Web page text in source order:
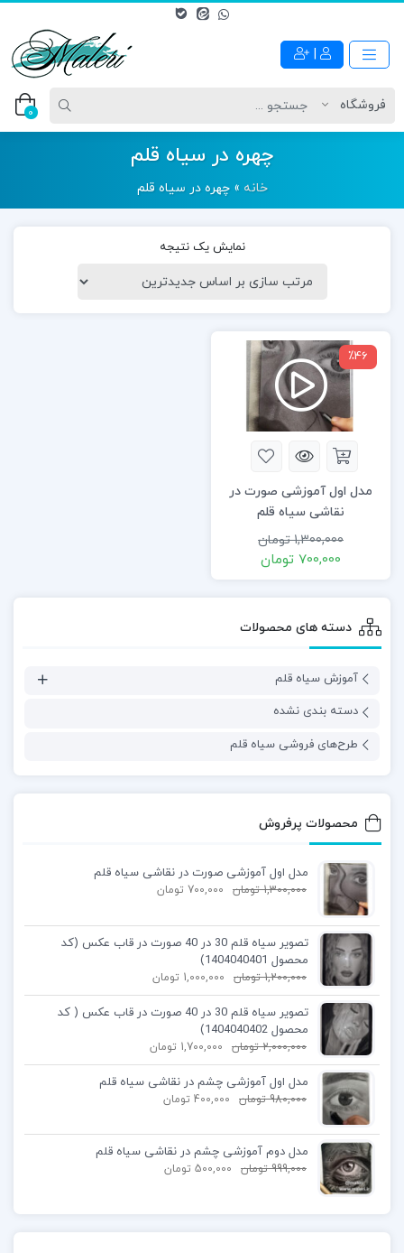
0
چهره در سیاه قلم
خانه »چهره در سیاه قلم
نمایش یک نتیجه
نمایشگر
ویدیو
٪46
مدل اول آموزشی صورت در
نقاشی سیاه قلم
1,300,000 تومان
700,000 تومان
دسته های محصولات
آموزش سیاه قلم
دسته بندی نشده
طرح‌های فروشی سیاه قلم
محصولات پرفروش
مدل اول آموزشی صورت در نقاشی سیاه قلم
1,300,000 تومان 700,000 تومان
تصویر سیاه قلم 30 در 40 صورت در قاب عکس (کد
محصول 1404040401)
1,200,000 تومان 1,000,000 تومان
تصویر سیاه قلم 30 در 40 صورت در قاب عکس ( کد
محصول 1404040402)
2,000,000 تومان 1,700,000 تومان
مدل اول آموزشی چشم در نقاشی سیاه قلم
980,000 تومان 400,000 تومان
مدل دوم آموزشی چشم در نقاشی سیاه قلم
999,000 تومان 500,000 تومان